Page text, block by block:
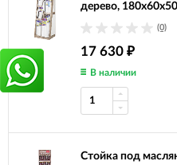
дерево,
(0)
17 630 ₽
В наличии
Стойка под